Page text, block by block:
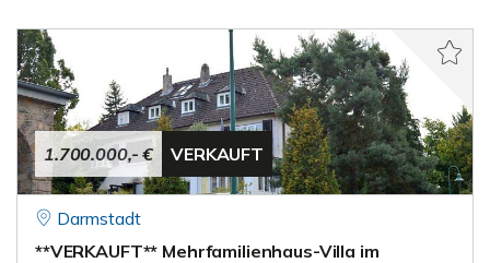
1.700.000,- € VERKAUFT
Darmstadt
**VERKAUFT** Mehrfamilienhaus-Villa im